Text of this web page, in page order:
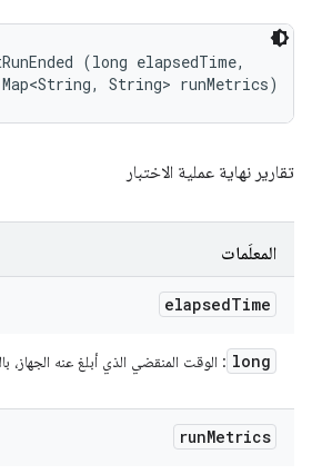
(long elapsedTime,
String> runMetrics)
تقارير نهاية عملية الاختبار
المعلَمات
elapsedTime
long : الوقت المنقضي الذي أبلغ عنه الجهاز،
runMetrics